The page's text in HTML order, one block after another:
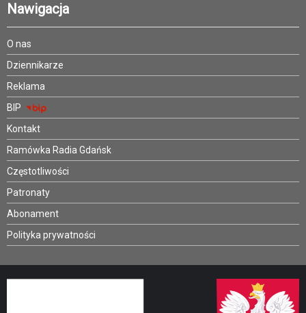
Nawigacja
O nas
Dziennikarze
Reklama
BIP
Kontakt
Ramówka Radia Gdańsk
Częstotliwości
Patronaty
Abonament
Polityka prywatności